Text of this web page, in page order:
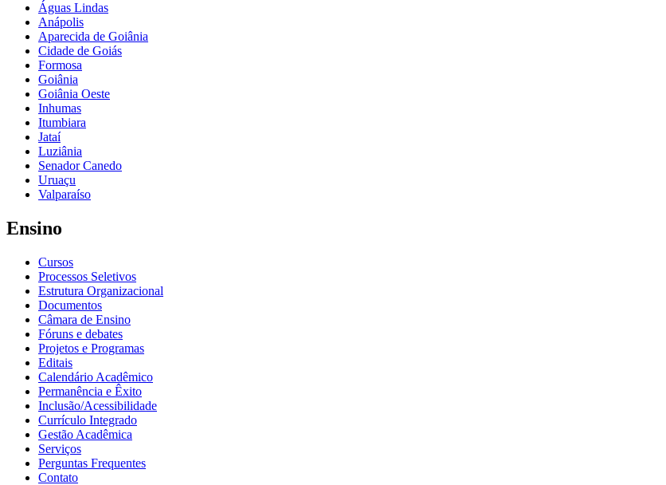
Águas Lindas
Anápolis
Aparecida de Goiânia
Cidade de Goiás
Formosa
Goiânia
Goiânia Oeste
Inhumas
Itumbiara
Jataí
Luziânia
Senador Canedo
Uruaçu
Valparaíso
Ensino
Cursos
Processos Seletivos
Estrutura Organizacional
Documentos
Câmara de Ensino
Fóruns e debates
Projetos e Programas
Editais
Calendário Acadêmico
Permanência e Êxito
Inclusão/Acessibilidade
Currículo Integrado
Gestão Acadêmica
Serviços
Perguntas Frequentes
Contato